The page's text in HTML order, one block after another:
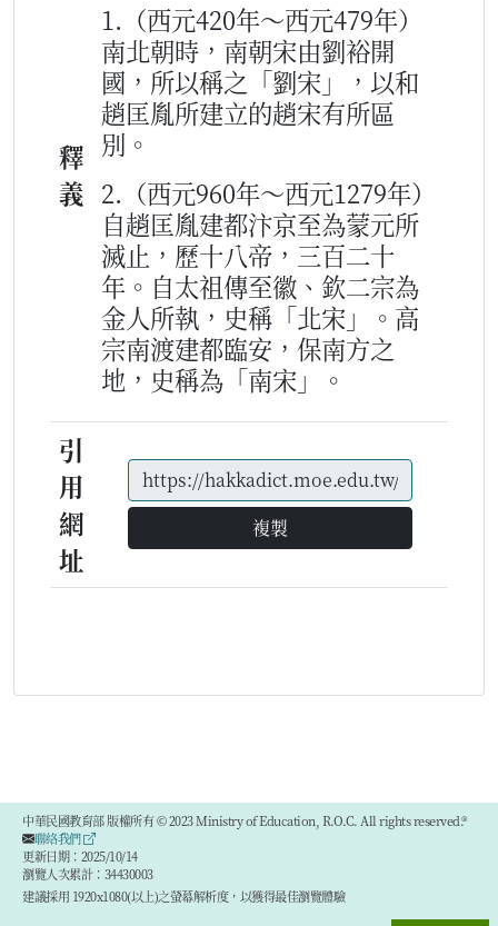
釋
義
1.（西元420年～西元479年）
南北朝時，南朝宋由劉裕開
國，所以稱之「劉宋」，以和
趙匡胤所建立的趙宋有所區
別。
2.（西元960年～西元1279年）
自趙匡胤建都汴京至為蒙元所
滅止，歷十八帝，三百二十
年。自太祖傳至徽、欽二宗為
金人所執，史稱「北宋」。高
宗南渡建都臨安，保南方之
地，史稱為「南宋」。
引
用
網
址
複製
中華民國教育部 版權所有 © 2023 Ministry of Education, R.O.C. All rights reserved.®
聯絡我們
更新日期：2025/10/14
瀏覽人次累計：34430003
建議採用 1920x1080(以上)之螢幕解析度，以獲得最佳瀏覽體驗